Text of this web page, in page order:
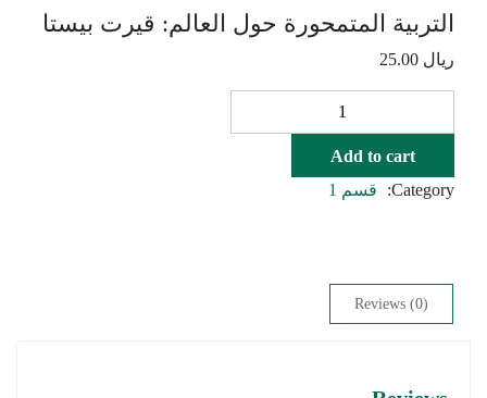
التربية المتمحورة حول العالم: قيرت بيستا
ريال 25.00
العالم:
Add to cart
Category:
قسم 1
Reviews (0)